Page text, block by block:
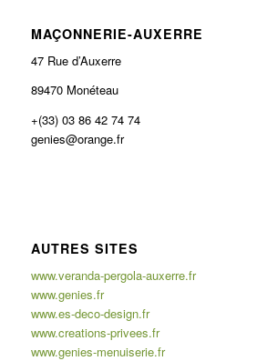
MAÇONNERIE-AUXERRE
47 Rue d’Auxerre
89470 Monéteau
+(33) 03 86 42 74 74
genies@orange.fr
AUTRES SITES
www.veranda-pergola-auxerre.fr
www.genies.fr
www.es-deco-design.fr
www.creations-privees.fr
www.genies-menuiserie.fr